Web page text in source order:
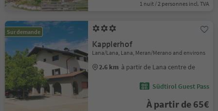
1 nuit / 2 personnes incl. TVA
Sur demande
Kapplerhof
Lana/Lana, Lana, Meran/Merano and environs
2.6 km à partir de Lana centre de
Südtirol Guest Pass
À partir de 65€